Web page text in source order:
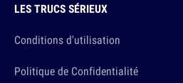
LES TRUCS SÉRIEUX
Conditions d'utilisation
Politique de Confidentialité